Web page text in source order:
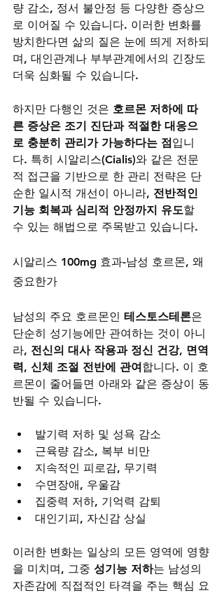
량 감소, 정서 불안정 등 다양한 증상으
로 이어질 수 있습니다. 이러한 변화를
방치한다면 삶의 질은 눈에 띄게 저하되
며, 대인관계나 부부관계에서의 긴장도
더욱 심화될 수 있습니다.
하지만 다행인 것은 호르몬 저하에 따
른 증상은 조기 진단과 적절한 대응으
로 충분히 관리가 가능하다는 점입니
다. 특히 시알리스(Cialis)와 같은 전문
적 접근을 기반으로 한 관리 전략은 단
순한 일시적 개선이 아니라, 전반적인
기능 회복과 심리적 안정까지 유도할
수 있는 해법으로 주목받고 있습니다.
시알리스 100mg 효과-남성 호르몬, 왜
중요한가
남성의 주요 호르몬인 테스토스테론은
단순히 성기능에만 관여하는 것이 아니
라, 전신의 대사 작용과 정신 건강, 면역
력, 신체 조절 전반에 관여합니다. 이 호
르몬이 줄어들면 아래와 같은 증상이 동
반될 수 있습니다.
발기력 저하 및 성욕 감소
근육량 감소, 복부 비만
지속적인 피로감, 무기력
수면장애, 우울감
집중력 저하, 기억력 감퇴
대인기피, 자신감 상실
이러한 변화는 일상의 모든 영역에 영향
을 미치며, 그중 성기능 저하는 남성의
자존감에 직접적인 타격을 주는 핵심 요